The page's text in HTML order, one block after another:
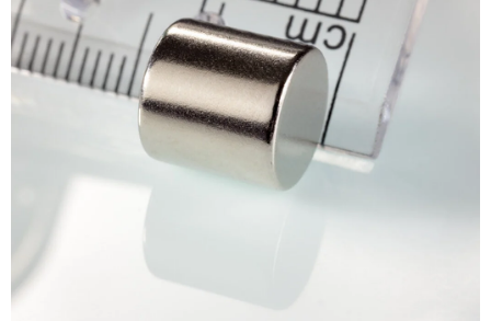
Warenrückgabe
Kontakte - Impressum
Widerruf des Vertrags